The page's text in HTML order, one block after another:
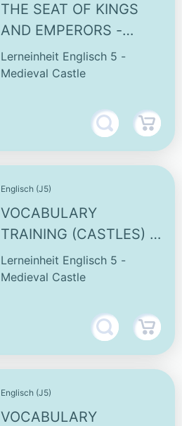
THE SEAT OF KINGS
AND EMPERORS -
INTERACTIVE TASK
Lerneinheit Englisch 5 -
Medieval Castle
Englisch (J5)
VOCABULARY
TRAINING (CASTLES) -
INTERACTIVE TASK
Lerneinheit Englisch 5 -
Medieval Castle
Englisch (J5)
VOCABULARY